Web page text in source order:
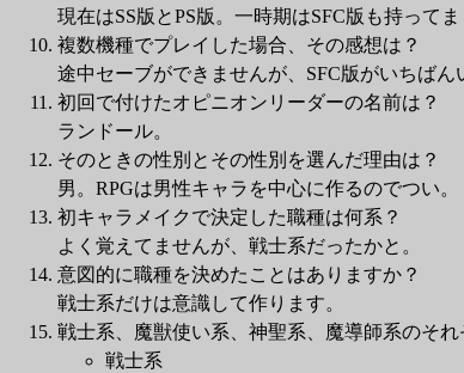
現在はSS版とPS版。一時期はSFC版も持って
複数機種でプレイした場合、その感想は？
途中セーブができませんが、SFC版がいちば
初回で付けたオピニオンリーダーの名前は？
ランドール。
そのときの性別とその性別を選んだ理由は？
男。RPGは男性キャラを中心に作るのでつい。
初キャラメイクで決定した職種は何系？
よく覚えてませんが、戦士系だったかと。
意図的に職種を決めたことはありますか？
戦士系だけは意識して作ります。
戦士系、魔獣使い系、神聖系、魔導師系のそ
戦士系